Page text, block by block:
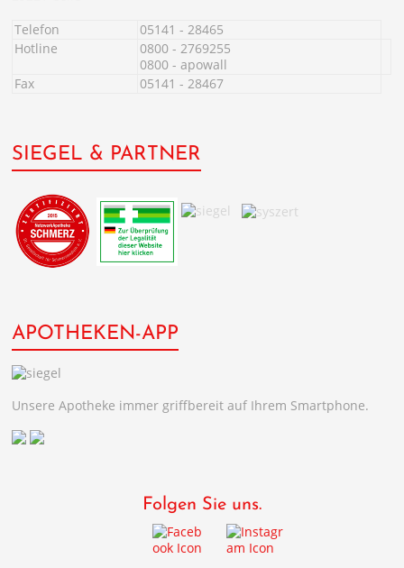
Telefon
05141 - 28465
Hotline
0800 - 2769255
0800 - apowall
Fax
05141 - 28467
SIEGEL & PARTNER
APOTHEKEN-APP
Unsere Apotheke immer griffbereit auf Ihrem Smartphone.
Folgen Sie uns.